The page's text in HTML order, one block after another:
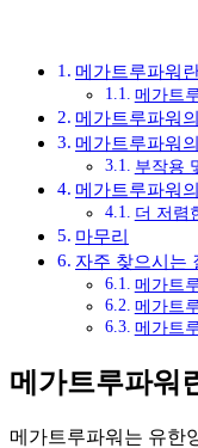
메가트루파워
메가트
메가트루파워
메가트루파워
부작용
메가트루파워
더 저렴
마무리
자주 찾으시는
메가트
메가트
메가트
메가트루파워
메가트루파워는 유한